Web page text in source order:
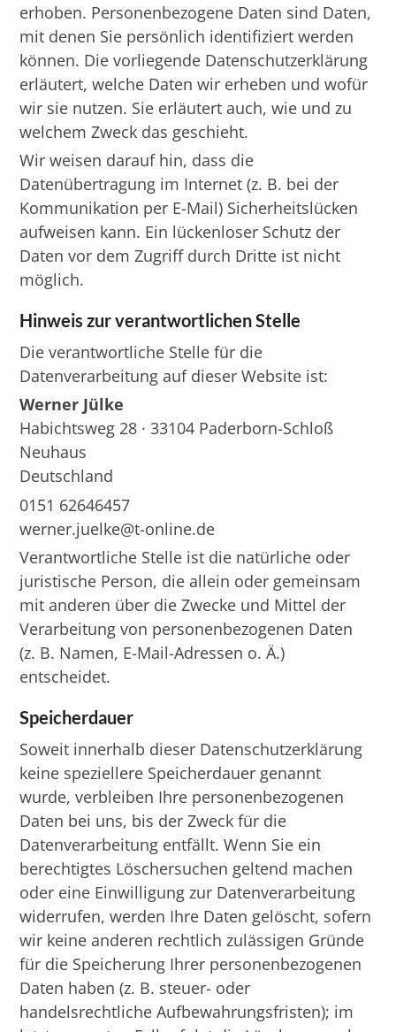
erhoben. Personenbezogene Daten sind Daten,
mit denen Sie persönlich identifiziert werden
können. Die vorliegende Datenschutzerklärung
erläutert, welche Daten wir erheben und wofür
wir sie nutzen. Sie erläutert auch, wie und zu
welchem Zweck das geschieht.
Wir weisen darauf hin, dass die
Datenübertragung im Internet (z. B. bei der
Kommunikation per E-Mail) Sicherheitslücken
aufweisen kann. Ein lückenloser Schutz der
Daten vor dem Zugriff durch Dritte ist nicht
möglich.
Hinweis zur verantwortlichen Stelle
Die verantwortliche Stelle für die
Datenverarbeitung auf dieser Website ist:
Werner Jülke
Habichtsweg 28 · 33104 Paderborn-Schloß
Neuhaus
Deutschland
0151 62646457
werner.juelke@t-online.de
Verantwortliche Stelle ist die natürliche oder
juristische Person, die allein oder gemeinsam
mit anderen über die Zwecke und Mittel der
Verarbeitung von personenbezogenen Daten
(z. B. Namen, E-Mail-Adressen o. Ä.)
entscheidet.
Speicherdauer
Soweit innerhalb dieser Datenschutzerklärung
keine speziellere Speicherdauer genannt
wurde, verbleiben Ihre personenbezogenen
Daten bei uns, bis der Zweck für die
Datenverarbeitung entfällt. Wenn Sie ein
berechtigtes Löschersuchen geltend machen
oder eine Einwilligung zur Datenverarbeitung
widerrufen, werden Ihre Daten gelöscht, sofern
wir keine anderen rechtlich zulässigen Gründe
für die Speicherung Ihrer personenbezogenen
Daten haben (z. B. steuer- oder
handelsrechtliche Aufbewahrungsfristen); im